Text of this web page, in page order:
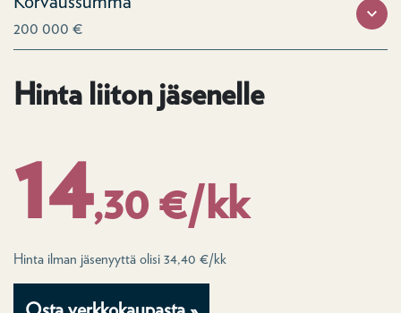
200 000 €
Hinta liiton jäsenelle
14,30 €/kk
Hinta ilman jäsenyyttä olisi 34,40 €/kk